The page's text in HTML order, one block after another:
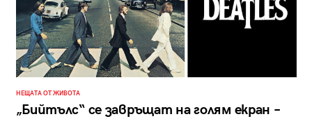
НЕЩАТА ОТ ЖИВОТА
„Бийтълс“ се завръщат на голям екран –